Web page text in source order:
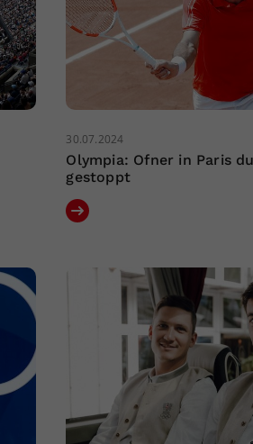
30.07.2024
Olympia: Ofner in Paris
gestoppt